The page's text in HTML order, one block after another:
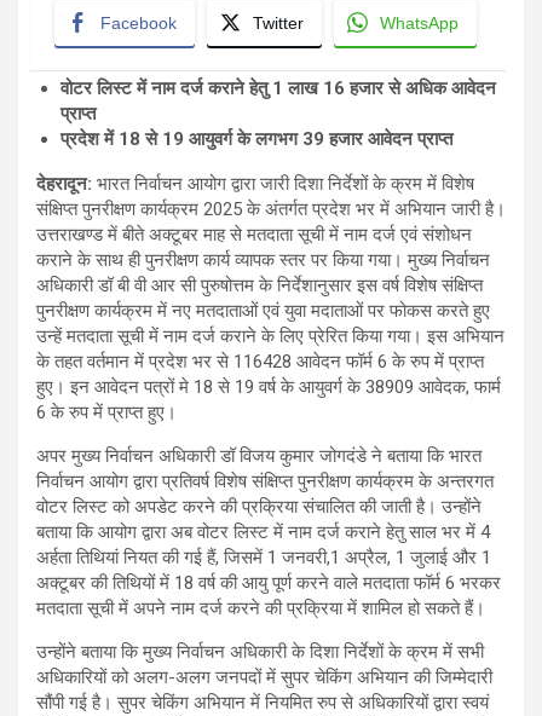
Facebook Twitter WhatsApp
वोटर लिस्ट में नाम दर्ज कराने हेतु 1 लाख 16 हजार से अधिक आवेदन
प्राप्त
प्रदेश में 18 से 19 आयुवर्ग के लगभग 39 हजार आवेदन प्राप्त
देहरादून: भारत निर्वाचन आयोग द्वारा जारी दिशा निर्देशों के क्रम में विशेष
संक्षिप्त पुनरीक्षण कार्यक्रम 2025 के अंतर्गत प्रदेश भर में अभियान जारी है।
उत्तराखण्ड में बीते अक्टूबर माह से मतदाता सूची में नाम दर्ज एवं संशोधन
कराने के साथ ही पुनरीक्षण कार्य व्यापक स्तर पर किया गया। मुख्य निर्वाचन
अधिकारी डॉ बी वी आर सी पुरुषोत्तम के निर्देशानुसार इस वर्ष विशेष संक्षिप्त
पुनरीक्षण कार्यक्रम में नए मतदाताओं एवं युवा मदाताओं पर फोकस करते हुए
उन्हें मतदाता सूची में नाम दर्ज कराने के लिए प्रेरित किया गया। इस अभियान
के तहत वर्तमान में प्रदेश भर से 116428 आवेदन फॉर्म 6 के रुप में प्राप्त
हुए। इन आवेदन पत्रों मे 18 से 19 वर्ष के आयुवर्ग के 38909 आवेदक, फार्म
6 के रुप में प्राप्त हुए।
अपर मुख्य निर्वाचन अधिकारी डॉ विजय कुमार जोगदंडे ने बताया कि भारत
निर्वाचन आयोग द्वारा प्रतिवर्ष विशेष संक्षिप्त पुनरीक्षण कार्यक्रम के अन्तरगत
वोटर लिस्ट को अपडेट करने की प्रक्रिया संचालित की जाती है। उन्होंने
बताया कि आयोग द्वारा अब वोटर लिस्ट में नाम दर्ज कराने हेतु साल भर में 4
अर्हता तिथियां नियत की गई हैं, जिसमें 1 जनवरी,1 अप्रैल, 1 जुलाई और 1
अक्टूबर की तिथियों में 18 वर्ष की आयु पूर्ण करने वाले मतदाता फॉर्म 6 भरकर
मतदाता सूची में अपने नाम दर्ज करने की प्रक्रिया में शामिल हो सकते हैं।
उन्होंने बताया कि मुख्य निर्वाचन अधिकारी के दिशा निर्देशों के क्रम में सभी
अधिकारियों को अलग-अलग जनपदों में सुपर चेकिंग अभियान की जिम्मेदारी
सौंपी गई है। सुपर चेकिंग अभियान में नियमित रुप से अधिकारियों द्वारा स्वयं